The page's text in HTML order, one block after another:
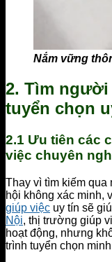
Nắm vững
2. Tìm người
tuyển chọn
2.1 Ưu tiên các
việc chuyên
Thay vì tìm kiếm qua
hội không xác minh,
giúp việc uy tín sẽ
Nội, thị trường giúp
hoạt động, nhưng
trình tuyển chọn